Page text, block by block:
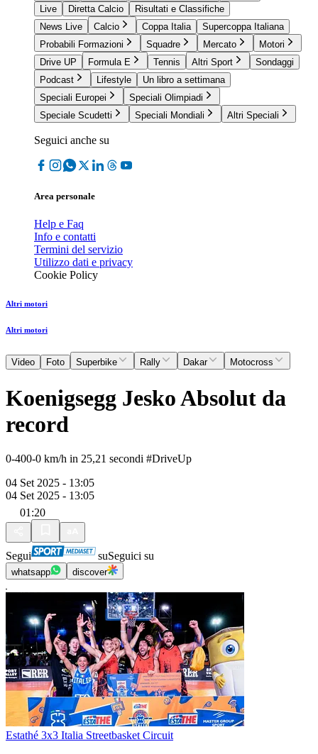
Live
Diretta Calcio
Risultati e Classifiche
News Live
Calcio Coppa Italia
Supercoppa Italiana
Probabili Formazioni
Squadre Mercato
Motori
Drive UP
Formula E Tennis Altri Sport
Sondaggi
Podcast
Lifestyle
Un libro a settimana
Speciali Europei
Speciali Olimpiadi
Speciale Scudetti
Speciali Mondiali Altri Speciali
Seguici anche su
Area personale
Help e Faq
Info e contatti
Termini del servizio
Utilizzo dati e privacy
Cookie Policy
Altri motori
Altri motori
Video Foto Superbike Rally Dakar Motocross
Koenigsegg Jesko Absolut da
record
0-400-0 km/h in 25,21 secondi #DriveUp
04 Set 2025 - 13:05
04 Set 2025 - 13:05
01:20
Segui suSeguici su
whatsapp discover
Estathé 3x3 Italia Streetbasket Circuit